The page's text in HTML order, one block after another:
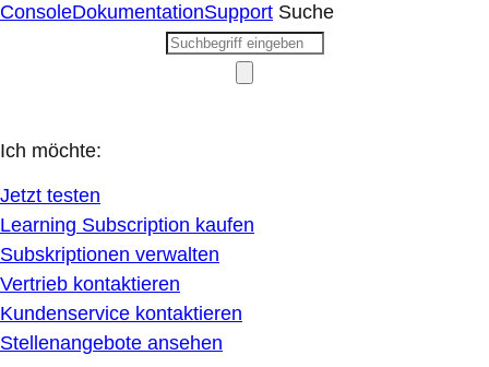
ConsoleDokumentationSupport Suche
Ich möchte:
Jetzt testen
Learning Subscription kaufen
Subskriptionen verwalten
Vertrieb kontaktieren
Kundenservice kontaktieren
Stellenangebote ansehen